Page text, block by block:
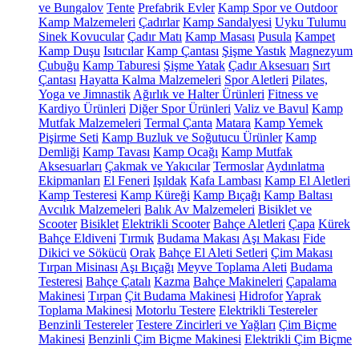
ve Bungalov Tente Prefabrik Evler Kamp Spor ve Outdoor
Kamp Malzemeleri Çadırlar Kamp Sandalyesi Uyku Tulumu
Sinek Kovucular Çadır Matı Kamp Masası Pusula Kampet
Kamp Duşu Isıtıcılar Kamp Çantası Şişme Yastık Magnezyum
Çubuğu Kamp Taburesi Şişme Yatak Çadır Aksesuarı Sırt
Çantası Hayatta Kalma Malzemeleri Spor Aletleri Pilates,
Yoga ve Jimnastik Ağırlık ve Halter Ürünleri Fitness ve
Kardiyo Ürünleri Diğer Spor Ürünleri Valiz ve Bavul Kamp
Mutfak Malzemeleri Termal Çanta Matara Kamp Yemek
Pişirme Seti Kamp Buzluk ve Soğutucu Ürünler Kamp
Demliği Kamp Tavası Kamp Ocağı Kamp Mutfak
Aksesuarları Çakmak ve Yakıcılar Termoslar Aydınlatma
Ekipmanları El Feneri Işıldak Kafa Lambası Kamp El Aletleri
Kamp Testeresi Kamp Küreği Kamp Bıçağı Kamp Baltası
Avcılık Malzemeleri Balık Av Malzemeleri Bisiklet ve
Scooter Bisiklet Elektrikli Scooter Bahçe Aletleri Çapa Kürek
Bahçe Eldiveni Tırmık Budama Makası Aşı Makası Fide
Dikici ve Sökücü Orak Bahçe El Aleti Setleri Çim Makası
Tırpan Misinası Aşı Bıçağı Meyve Toplama Aleti Budama
Testeresi Bahçe Çatalı Kazma Bahçe Makineleri Çapalama
Makinesi Tırpan Çit Budama Makinesi HidroforYaprak
Toplama Makinesi Motorlu Testere Elektrikli Testereler
Benzinli Testereler Testere Zincirleri ve Yağları Çim Biçme
Makinesi Benzinli Çim Biçme Makinesi Elektrikli Çim Biçme